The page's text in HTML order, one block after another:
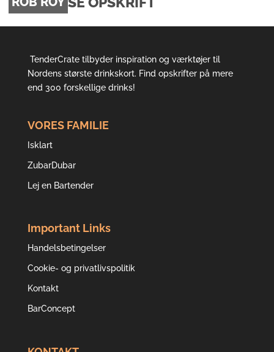
TenderCrate tilbyder inspiration og værktøjer til
Nordens største drinkskort. Find opskrifter på mere
end 300 forskellige drinks!
VORES FAMILIE
Isklart
ZubarDubar
Lej en Bartender
Important Links
Handelsbetingelser
Cookie- og privatlivspolitik
Kontakt
BarConcept